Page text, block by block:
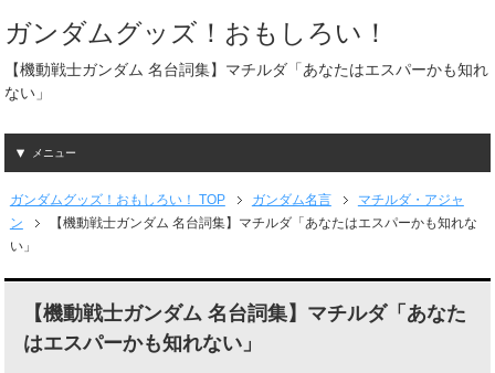
ガンダムグッズ！おもしろい！
【機動戦士ガンダム 名台詞集】マチルダ「あなたはエスパーかも知れ
ない」
メニュー
ガンダムグッズ！おもしろい！ TOP ガンダム名言
マチルダ・アジャ
ン
【機動戦士ガンダム 名台詞集】マチルダ「あなたはエスパーかも知れな
い」
【機動戦士ガンダム 名台詞集】マチルダ「あなた
はエスパーかも知れない」